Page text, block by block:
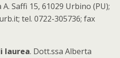
Saffi 15, 61029 Urbino (PU);
tel. 0722-305736; fax
laurea. Dott.ssa Alberta